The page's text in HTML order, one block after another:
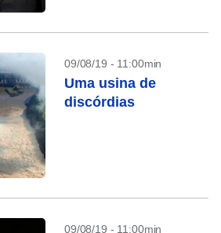
09/08/19 - 11:00min
Uma usina de
discórdias
09/08/19 - 11:00min